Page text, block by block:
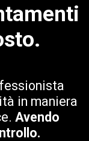
in maniera
Avendo